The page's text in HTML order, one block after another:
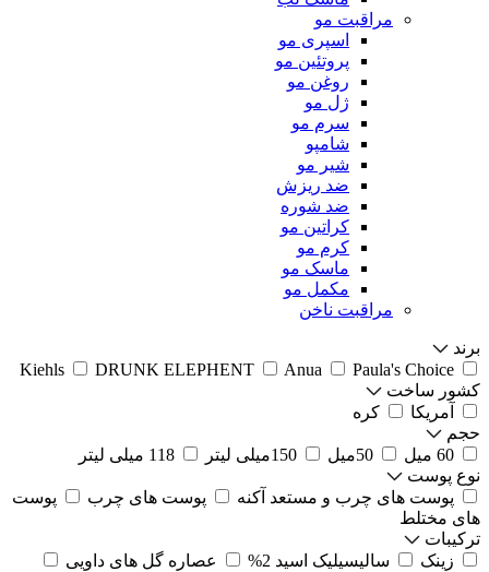
مراقبت مو
اسپری مو
پروتئین مو
روغن مو
ژل مو
سرم مو
شامپو
شیر مو
ضد ریزش
ضد شوره
کراتین مو
کرم مو
ماسک مو
مکمل مو
مراقبت ناخن
برند
Kiehls
DRUNK ELEPHENT Anua
Paula's Choice
کشور ساخت
آمریکا
کره
حجم
60 میل
50میل 150میلی لیتر
118 میلی لیتر
نوع پوست
پوست های چرب و مستعد آکنه
پوست های چرب
پوست
های مختلط
ترکیبات
زینک
سالیسیلیک اسید 2%
عصاره گل های داویی